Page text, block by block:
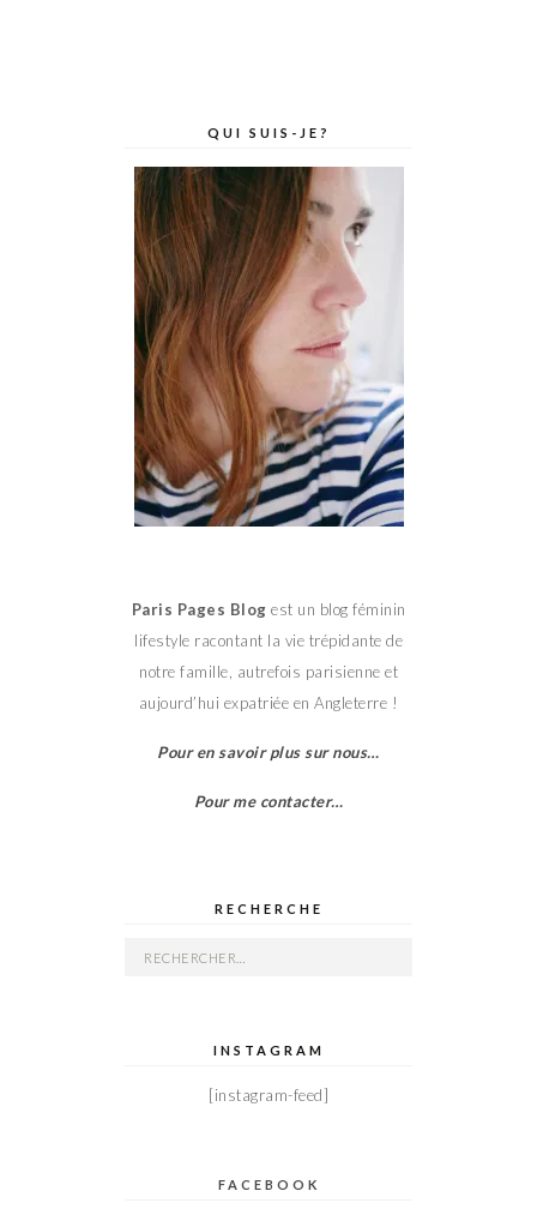
QUI SUIS-JE?
Paris Pages Blog est un blog féminin
lifestyle racontant la vie trépidante de
notre famille, autrefois parisienne et
aujourd’hui expatriée en Angleterre !
Pour en savoir plus sur nous…
Pour me contacter…
RECHERCHE
Rechercher :
INSTAGRAM
[instagram-feed]
FACEBOOK